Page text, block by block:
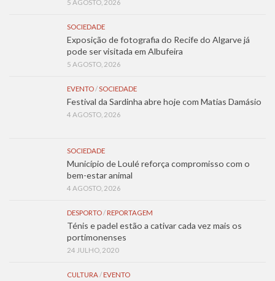
5 AGOSTO, 2026
SOCIEDADE
Exposição de fotografia do Recife do Algarve já
pode ser visitada em Albufeira
5 AGOSTO, 2026
EVENTO/SOCIEDADE
Festival da Sardinha abre hoje com Matias Damásio
4 AGOSTO, 2026
SOCIEDADE
Município de Loulé reforça compromisso com o
bem-estar animal
4 AGOSTO, 2026
DESPORTO/ REPORTAGEM
Ténis e padel estão a cativar cada vez mais os
portimonenses
24 JULHO, 2020
CULTURA/ EVENTO